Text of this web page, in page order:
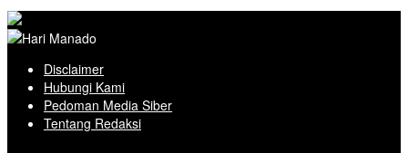
Disclaimer
Hubungi Kami
Pedoman Media Siber
Tentang Redaksi